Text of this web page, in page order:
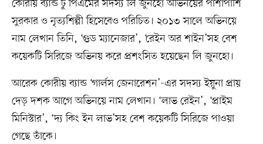
কোরীয় ব্যান্ড টু পিএমের সদস্য লি জুনহো অভিনয়ের পাশাপাশি
সুরকার ও নৃত্যশিল্পী হিসেবেও পরিচিত। ২০১৩ সালে অভিনয়ে
নাম লেখান তিনি, ‘গুড ম্যানেজার’, ‘রেইন অর শাইন’সহ বেশ
কয়েকটি সিরিজে অভিনয় করে প্রশংসিত হয়েছেন লি জুনহো।
আরেক কোরীয় ব্যান্ড ‘গার্লস জেনারেশন’-এর সদস্য ইয়ুনা প্রায়
দেড় দশক আগে অভিনয়ে নাম লেখান। ‘লাভ রেইন’, ‘প্রাইম
মিনিস্টার’, ‘দ্য কিং ইন লাভ’সহ বেশ কয়েকটি সিরিজে পাওয়া
গেছে তাঁকে।